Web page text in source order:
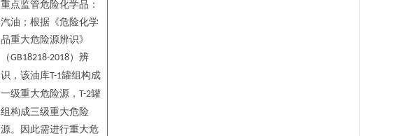
重点监管危险化学品：
汽油； 根据《危险化学
品重大危险源辨识》
（GB18218-2018） 辨
识 ，该油库T-1罐组构成
一级重大危险源， T-2罐
组构成三级重大危险
源。因此需进行重大危